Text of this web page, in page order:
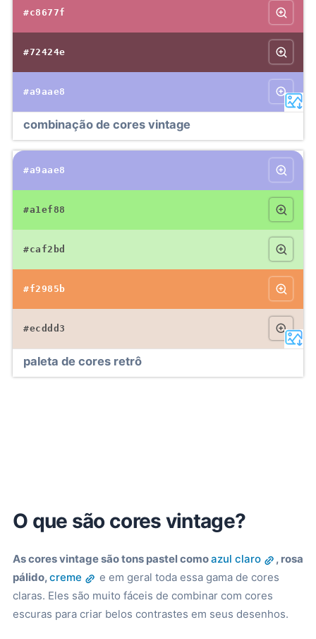
#c8677f
#72424e
#a9aae8
combinação de cores vintage
#a9aae8
#a1ef88
#caf2bd
#f2985b
#ecddd3
paleta de cores retrô
O que são cores vintage?
As cores vintage são tons pastel comoazul claro
, rosa
pálido,creme
e em geral toda essa gama de cores
claras. Eles são muito fáceis de combinar com cores
escuras para criar belos contrastes em seus desenhos.